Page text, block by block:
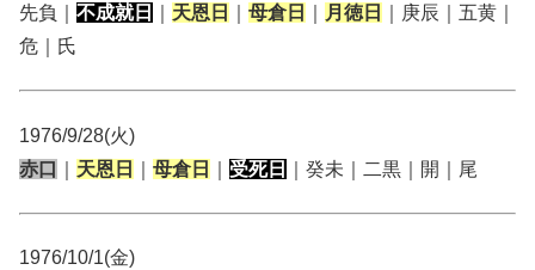
先負｜ 不成就日 天恩日 母倉日 月徳日
｜庚辰｜五黄｜
危｜氏
1976/9/28(火)
赤口
天恩日 母倉日 受死日 ｜癸未｜二黒｜開｜尾
1976/10/1(金)